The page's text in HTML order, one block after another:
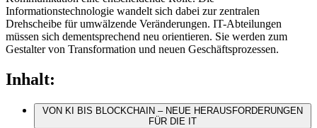
Informationstechnologie wandelt sich dabei zur zentralen
Drehscheibe für umwälzende Veränderungen. IT-Abteilungen
müssen sich dementsprechend neu orientieren. Sie werden zum
Gestalter von Transformation und neuen Geschäftsprozessen.
Inhalt:
VON KI BIS BLOCKCHAIN – NEUE HERAUSFORDERUNGEN
FÜR DIE IT